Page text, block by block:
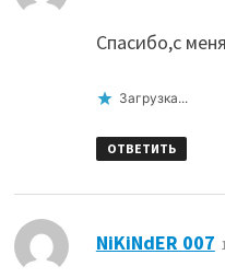
Спасибо,с
Загрузка...
ОТВЕТИТЬ
NiKiNdER 007